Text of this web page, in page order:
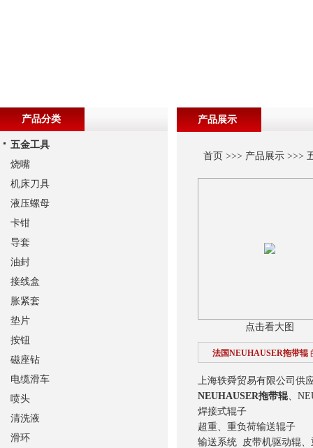
产品展示
首页 >>> 产品展示>>>
点击看大图
法国NEUHAUSER拖带辊
上海轶舜贸易有限公司供
NEUHAUSER拖带辊、
焊接式辊子
超重、重负荷输送辊子
输送系统 皮带机驱动辊、
产品分类
五金工具
烧嘴
机床刀具
液压螺母
卡钳
导套
油封
接线盒
胀紧套
垫片
按钮
磁座钻
电缆滑车
喷头
清洗液
滑环